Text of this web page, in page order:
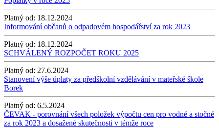
Platný od: 18.12.2024
Informování občanů o odpadovém hospodářství za rok 2023
Platný od: 18.12.2024
SCHVÁLENÝ ROZPOČET ROKU 2025
Platný od: 27.6.2024
Stanovení výše úplaty za předškolní vzdělávání v mateřské škole
Borek
Platný od: 6.5.2024
ČEVAK - porovnání všech položek výpočtu cen pro vodné a stočné
za rok 2023 a dosažené skutečnosti v témže roce